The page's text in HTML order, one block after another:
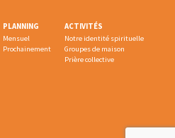
PLANNING
Mensuel
Prochainement
ACTIVITÉS
Notre identité spirituelle
Groupes de maison
Prière collective